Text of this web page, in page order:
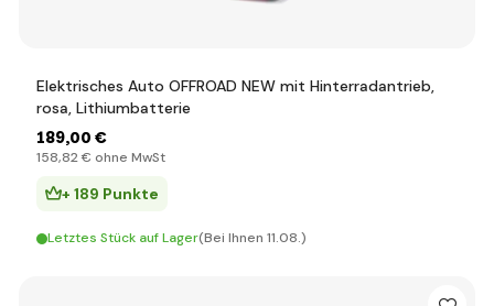
Elektrisches Auto OFFROAD NEW mit Hinterradantrieb,
rosa, Lithiumbatterie
189,00 €
158,82 € ohne MwSt
+ 189 Punkte
Letztes Stück auf Lager(Bei Ihnen 11.08.)